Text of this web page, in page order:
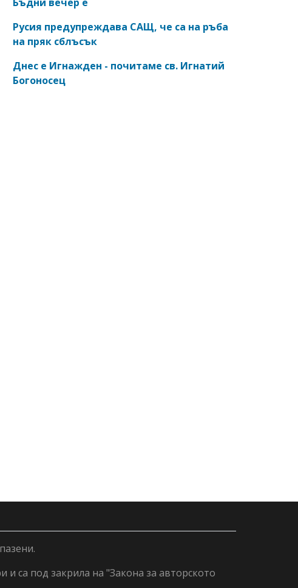
Русия предупреждава САЩ, че са на ръба
на пряк сблъсък
Днес е Игнажден - почитаме св. Игнатий
Богоносец
и са под закрила на "Закона за авторското